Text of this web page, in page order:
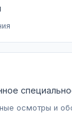
осмотры и